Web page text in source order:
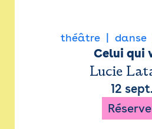
théâtre danse
Celui qui
Lucie
12 sept.